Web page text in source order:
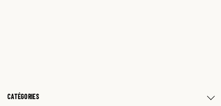
CATÉGORIES